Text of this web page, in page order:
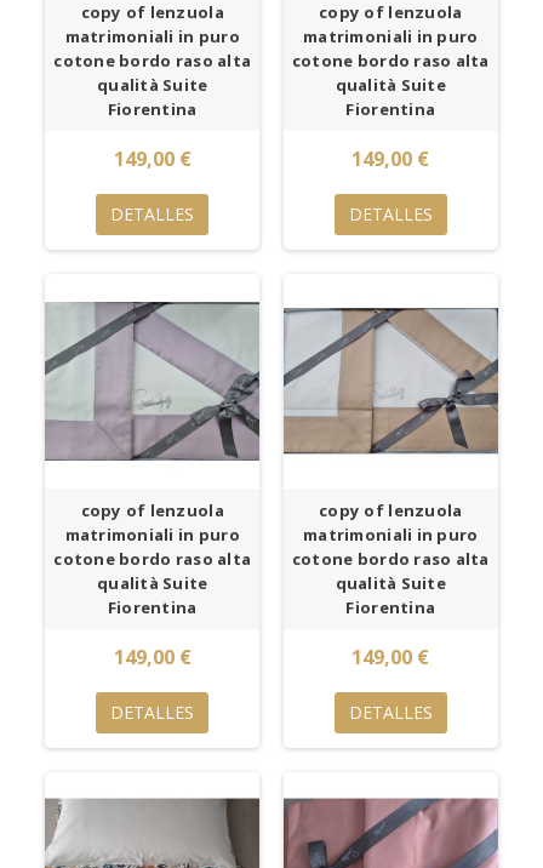
copy of lenzuola
matrimoniali in puro
cotone bordo raso alta
qualità Suite
Fiorentina
149,00 €
DETALLES
copy of lenzuola
matrimoniali in puro
cotone bordo raso alta
qualità Suite
Fiorentina
149,00 €
DETALLES
copy of lenzuola
matrimoniali in puro
cotone bordo raso alta
qualità Suite
Fiorentina
149,00 €
DETALLES
copy of lenzuola
matrimoniali in puro
cotone bordo raso alta
qualità Suite
Fiorentina
149,00 €
DETALLES